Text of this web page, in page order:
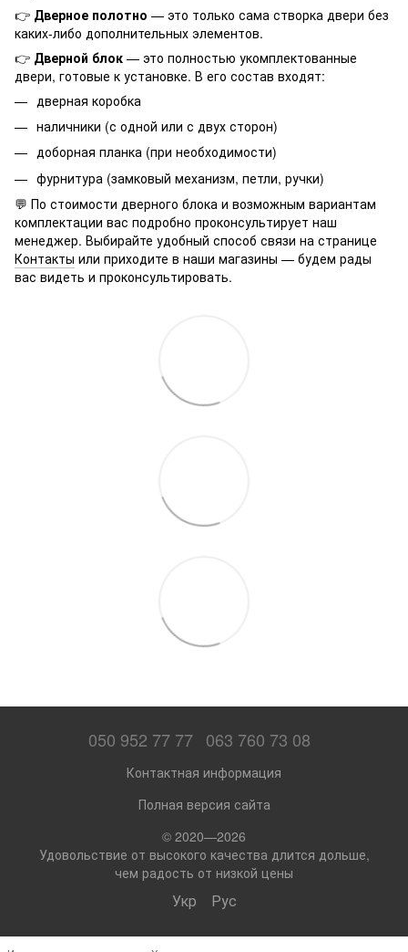
👉 Дверное полотно — это только сама створка двери без
каких-либо дополнительных элементов.
👉 Дверной блок — это полностью укомплектованные
двери, готовые к установке. В его состав входят:
дверная коробка
наличники (с одной или с двух сторон)
доборная планка (при необходимости)
фурнитура (замковый механизм, петли, ручки)
💬 По стоимости дверного блока и возможным вариантам
комплектации вас подробно проконсультирует наш
менеджер. Выбирайте удобный способ связи на странице
Контакты или приходите в наши магазины — будем рады
вас видеть и проконсультировать.
050 952 77 77 063 760 73 08
Контактная информация
Полная версия сайта
© 2020—2026
Удовольствие от высокого качества длится дольше,
чем радость от низкой цены
Укр Рус